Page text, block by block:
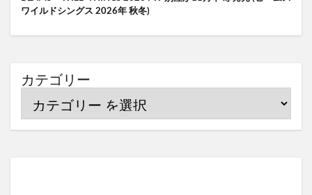
ワイルドシングス 2026年 秋冬)
カテゴリー